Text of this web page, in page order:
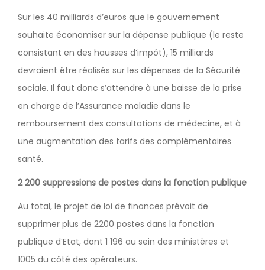
Sur les 40 milliards d’euros que le gouvernement
souhaite économiser sur la dépense publique (le reste
consistant en des hausses d’impôt), 15 milliards
devraient être réalisés sur les dépenses de la Sécurité
sociale. Il faut donc s’attendre à une baisse de la prise
en charge de l’Assurance maladie dans le
remboursement des consultations de médecine, et à
une augmentation des tarifs des complémentaires
santé.
2 200 suppressions de postes dans la fonction publique
Au total, le projet de loi de finances prévoit de
supprimer plus de 2200 postes dans la fonction
publique d’Etat, dont 1 196 au sein des ministères et
1005 du côté des opérateurs.